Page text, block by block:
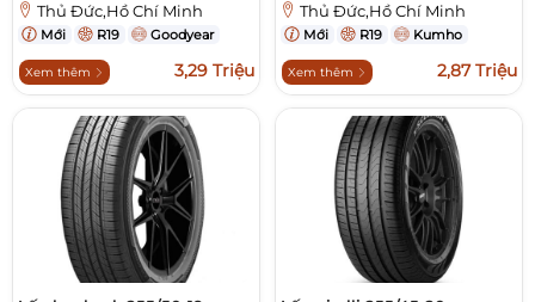
Thủ Đức,Hồ Chí Minh
Mới R19 Goodyear
Xem thêm 3,29 Triệu
Thủ Đức,Hồ Chí Minh
Mới R19 Kumho
Xem thêm 2,87 Triệu